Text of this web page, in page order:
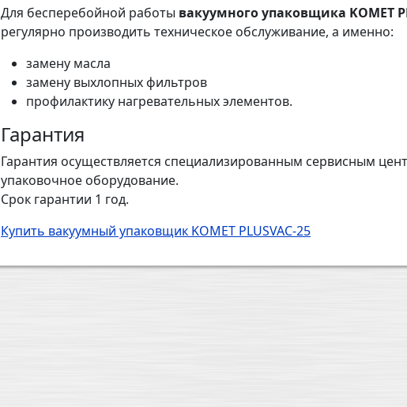
Для бесперебойной работы вакуумного упаковщика KOMET
регулярно производить техническое обслуживание, а именно:
замену масла
замену выхлопных фильтров
профилактику нагревательных элементов.
Гарантия
Гарантия осуществляется специализированным сервисным
упаковочное оборудование.
Срок гарантии 1 год.
Купить вакуумный упаковщик KOMET PLUSVAC-25